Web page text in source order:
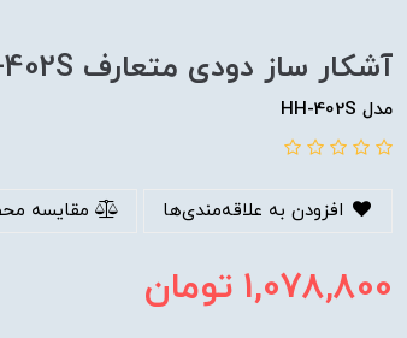
آشکار ساز دودی متعارف HH-402S برند ویستا / VISTA
مدل HH-402S
مقایسه
1,078,800 تومان